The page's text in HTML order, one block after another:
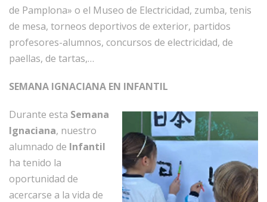
de Pamplona» o el Museo de Electricidad, zumba, tenis
de mesa, torneos deportivos de exterior, partidos
profesores-alumnos, concursos de electricidad, de
paellas, de tartas,…
SEMANA IGNACIANA EN INFANTIL
Durante esta Semana
Ignaciana, nuestro
alumnado de Infantil
ha tenido la
oportunidad de
acercarse a la vida de